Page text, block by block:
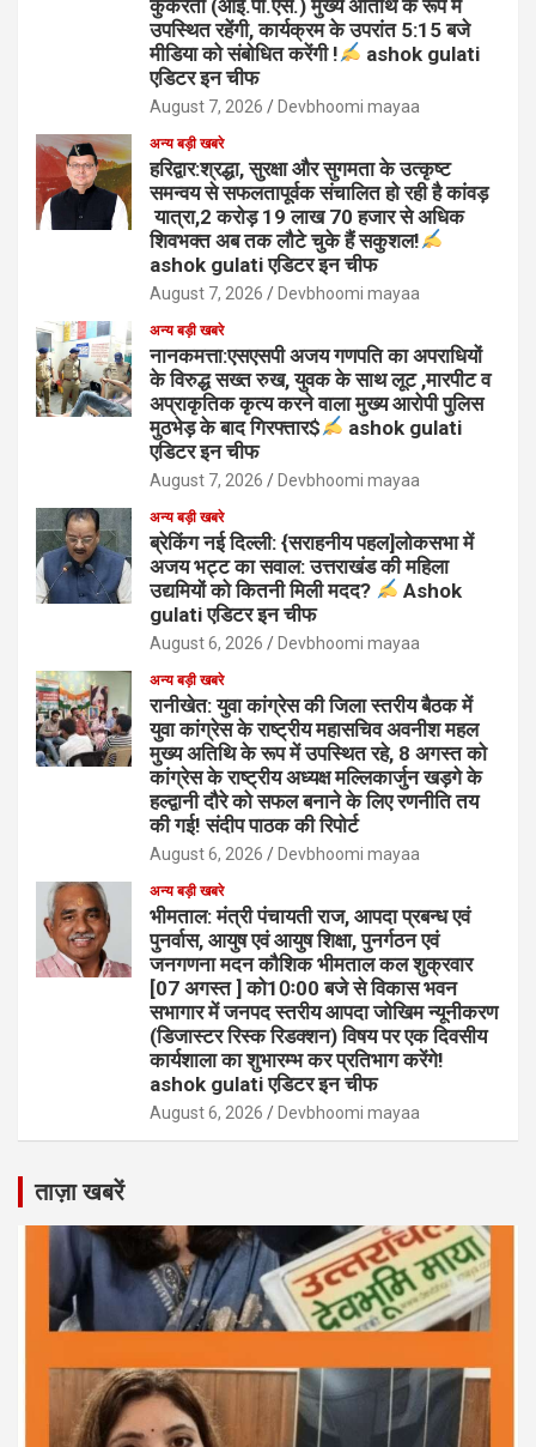
कुकरेती (आई.पी.एस.) मुख्य अतिथि के रूप में
उपस्थित रहेंगी, कार्यक्रम के उपरांत 5:15 बजे
मीडिया को संबोधित करेंगी !
ashok gulati
एडिटर इन चीफ
August 7, 2026 Devbhoomi mayaa
अन्य बड़ी खबरे
हरिद्वार:श्रद्धा, सुरक्षा और सुगमता के उत्कृष्ट
समन्वय से सफलतापूर्वक संचालित हो रही है कांवड़
यात्रा,2 करोड़ 19 लाख 70 हजार से अधिक
शिवभक्त अब तक लौटे चुके हैं सकुशल!
ashok gulati एडिटर इन चीफ
August 7, 2026 Devbhoomi mayaa
अन्य बड़ी खबरे
नानकमत्ता:एसएसपी अजय गणपति का अपराधियों
के विरुद्ध सख्त रुख, युवक के साथ लूट ,मारपीट व
अप्राकृतिक कृत्य करने वाला मुख्य आरोपी पुलिस
मुठभेड़ के बाद गिरफ्तार$
ashok gulati
एडिटर इन चीफ
August 7, 2026 Devbhoomi mayaa
अन्य बड़ी खबरे
ब्रेकिंग नई दिल्ली: {सराहनीय पहल]लोकसभा में
अजय भट्ट का सवाल: उत्तराखंड की महिला
उद्यमियों को कितनी मिली मदद?
Ashok
gulati एडिटर इन चीफ
August 6, 2026 Devbhoomi mayaa
अन्य बड़ी खबरे
रानीखेत: युवा कांग्रेस की जिला स्तरीय बैठक में
युवा कांग्रेस के राष्ट्रीय महासचिव अवनीश महल
मुख्य अतिथि के रूप में उपस्थित रहे, 8 अगस्त को
कांग्रेस के राष्ट्रीय अध्यक्ष मल्लिकार्जुन खड़गे के
हल्द्वानी दौरे को सफल बनाने के लिए रणनीति तय
की गई! संदीप पाठक की रिपोर्ट
August 6, 2026 Devbhoomi mayaa
अन्य बड़ी खबरे
भीमताल: मंत्री पंचायती राज, आपदा प्रबन्ध एवं
पुनर्वास, आयुष एवं आयुष शिक्षा, पुनर्गठन एवं
जनगणना मदन कौशिक भीमताल कल शुक्रवार
[07 अगस्त ] को10ः00 बजे से विकास भवन
सभागार में जनपद स्तरीय आपदा जोखिम न्यूनीकरण
(डिजास्टर रिस्क रिडक्शन) विषय पर एक दिवसीय
कार्यशाला का शुभारम्भ कर प्रतिभाग करेंगे!
ashok gulati एडिटर इन चीफ
August 6, 2026 Devbhoomi mayaa
ताज़ा खबरें